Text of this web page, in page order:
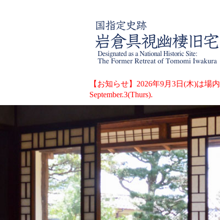
【お知らせ】2026年9月3日(木)は場
September.3(Thurs).